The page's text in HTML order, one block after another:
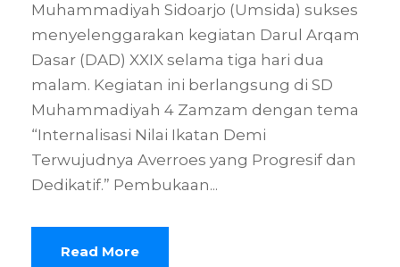
Muhammadiyah Sidoarjo (Umsida) sukses
menyelenggarakan kegiatan Darul Arqam
Dasar (DAD) XXIX selama tiga hari dua
malam. Kegiatan ini berlangsung di SD
Muhammadiyah 4 Zamzam dengan tema
“Internalisasi Nilai Ikatan Demi
Terwujudnya Averroes yang Progresif dan
Dedikatif.” Pembukaan...
Read More